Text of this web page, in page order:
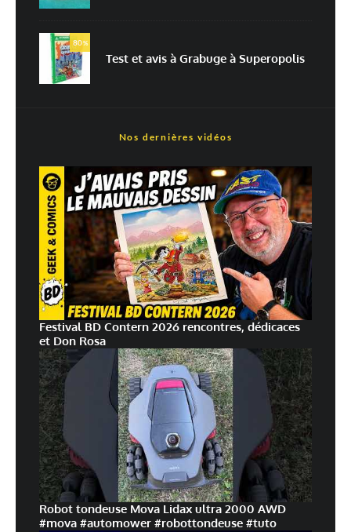
traitées
80%
Test et avis à Grabuge à Superopolis
Nos dernières vidéos
Festival BD Contern 2026 rencontres, dédicaces
et Don Rosa
Robot tondeuse Mova Lidax ultra 2000 AWD
#mova #automower #robottondeuse #tuto